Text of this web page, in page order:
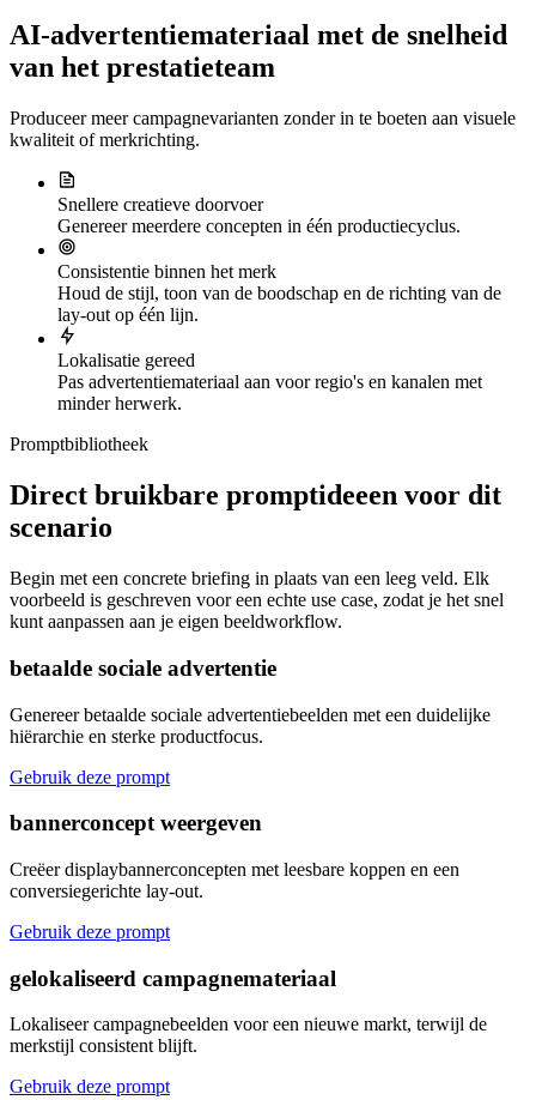
AI-advertentiemateriaal met de snelheid
van het prestatieteam
Produceer meer campagnevarianten zonder in te boeten aan visuele
kwaliteit of merkrichting.
Snellere creatieve doorvoer
Genereer meerdere concepten in één productiecyclus.
Consistentie binnen het merk
Houd de stijl, toon van de boodschap en de richting van de
lay-out op één lijn.
Lokalisatie gereed
Pas advertentiemateriaal aan voor regio's en kanalen met
minder herwerk.
Promptbibliotheek
Direct bruikbare promptideeen voor dit
scenario
Begin met een concrete briefing in plaats van een leeg veld. Elk
voorbeeld is geschreven voor een echte use case, zodat je het snel
kunt aanpassen aan je eigen beeldworkflow.
betaalde sociale advertentie
Genereer betaalde sociale advertentiebeelden met een duidelijke
hiërarchie en sterke productfocus.
Gebruik deze prompt
bannerconcept weergeven
Creëer displaybannerconcepten met leesbare koppen en een
conversiegerichte lay-out.
Gebruik deze prompt
gelokaliseerd campagnemateriaal
Lokaliseer campagnebeelden voor een nieuwe markt, terwijl de
merkstijl consistent blijft.
Gebruik deze prompt